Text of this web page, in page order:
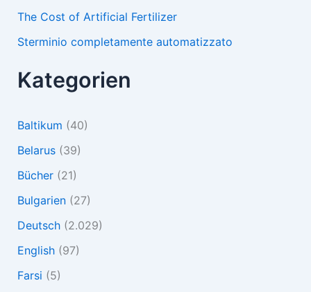
The Cost of Artificial Fertilizer
Sterminio completamente automatizzato
Kategorien
Baltikum (40)
Belarus(39)
Bücher(21)
Bulgarien(27)
Deutsch(2.029)
English(97)
Farsi (5)